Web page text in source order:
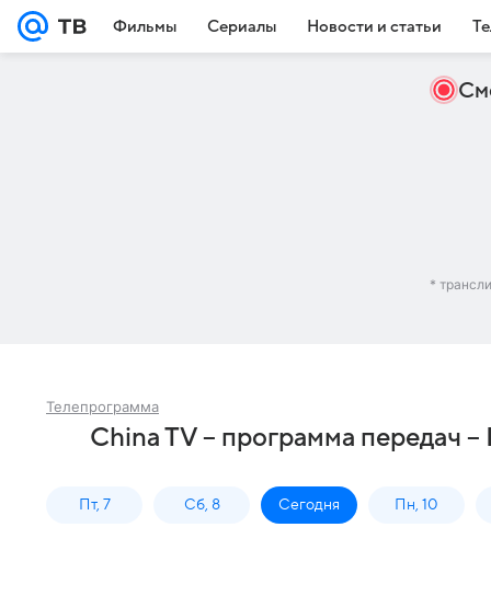
Фильмы Сериалы Новости и статьи
*
Телепрограмма
China TV – программа передач
Пт, 7 Сб, 8 Сегодня Пн, 10